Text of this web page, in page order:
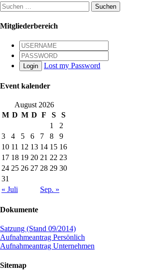
Suchen
nach:
Mitgliederbereich
Login Lost my Password
Event kalender
August 2026
M D M D F S
S
1
2
3
4 5 6 7 8
9
10 11 12 13 14 15 16
17 18 19 20 21 22 23
24 25 26 27 28 29 30
31
« Juli
Sep. »
Dokumente
Satzung (Stand 09/2014)
Aufnahmeantrag Persönlich
Aufnahmeantrag Unternehmen
Sitemap